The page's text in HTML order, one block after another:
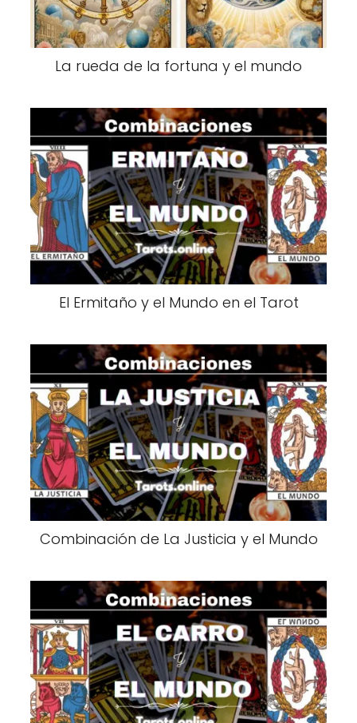
La rueda de la fortuna y el mundo
El Ermitaño y el Mundo en el Tarot
Combinación de La Justicia y el Mundo